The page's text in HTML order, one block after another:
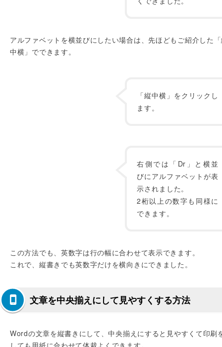
アルファベットを横並びにしたい場合は、先ほどもご紹介した
中横」でできます。
「縦中横」をクリックし
ます。
右側では「Dr」と横並
びにアルファベットが表
示されました。
2桁以上の数字も同様に
できます。
この方法でも、英数字は行の幅に合わせて表示できます。
これで、縦書きでも英数字だけを横向きにできました。
文章を中央揃えにして見やすくする方法
Wordの文章を縦書きにして、中央揃えにすると見やすくて印刷
しても用紙に合わせて体裁よくできます。